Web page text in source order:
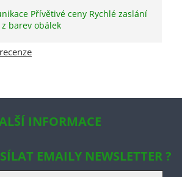
Přívětivé ceny Rychlé zaslání
barev obálek
INFORMACE
EMAILY NEWSLETTER ?